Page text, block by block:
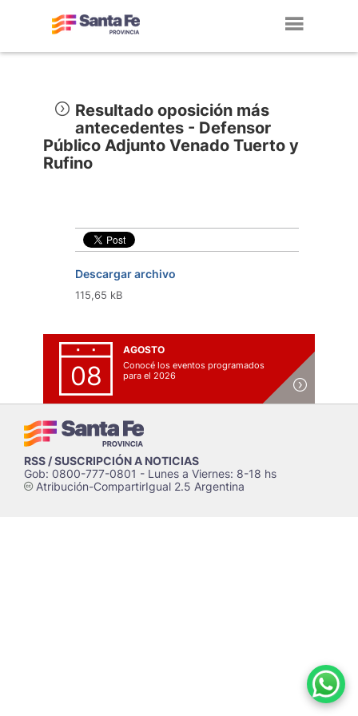
Resultado oposición más
antecedentes - Defensor
Público Adjunto Venado Tuerto y
Rufino
Descargar archivo
115,65 kB
08
AGOSTO
Conocé los eventos programados
para el 2026
RSS / SUSCRIPCIÓN A NOTICIAS
Gob: 0800-777-0801 - Lunes a Viernes: 8-18 hs
cAtribución-CompartirIgual 2.5 Argentina